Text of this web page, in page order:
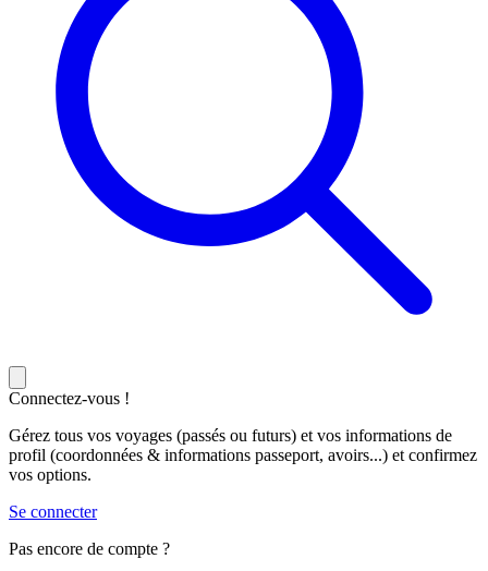
Connectez-vous !
Gérez tous vos voyages (passés ou futurs) et vos informations de
profil (coordonnées & informations passeport, avoirs...) et confirmez
vos options.
Se connecter
Pas encore de compte ?